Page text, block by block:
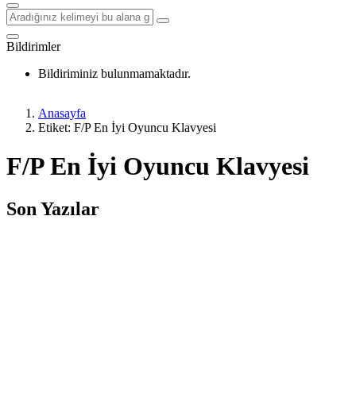
Bildirimler
Bildiriminiz bulunmamaktadır.
Anasayfa
Etiket: F/P En İyi Oyuncu Klavyesi
F/P En İyi Oyuncu Klavyesi
Son Yazılar